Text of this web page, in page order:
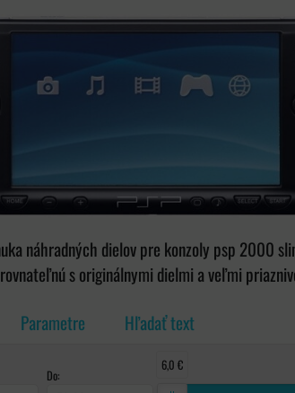
náhradných dielov pre konzoly psp 2000
s originálnymi dielmi a veľmi
Parametre Hľadať text
Do:
6,0 €